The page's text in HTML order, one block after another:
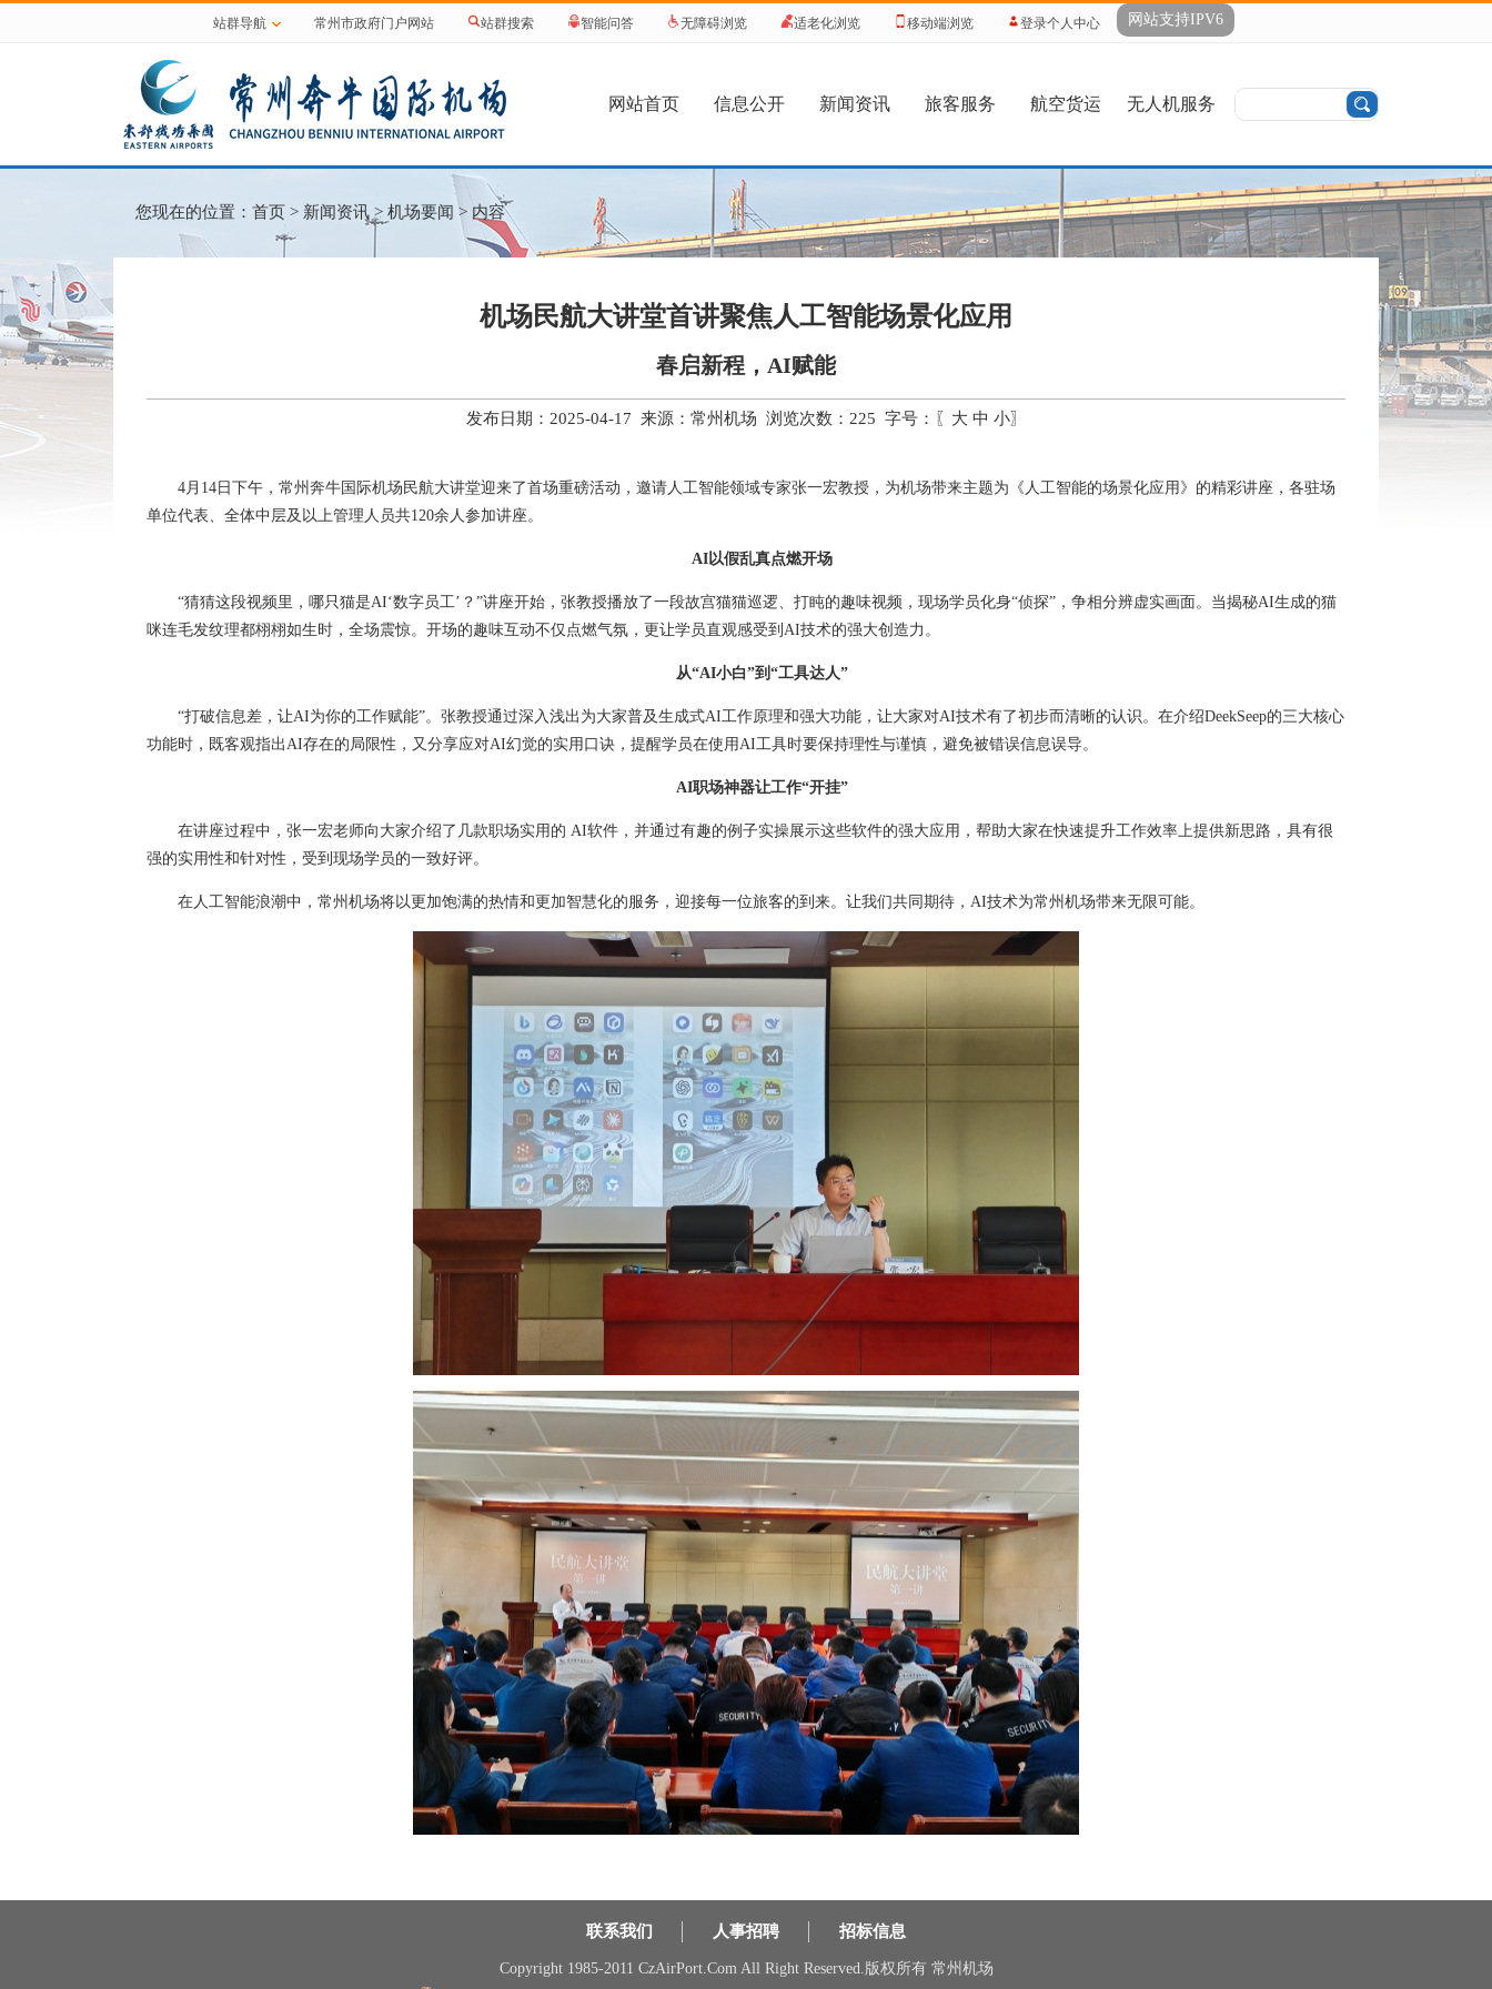
站群导航 常州市政府门户网站 站群搜索 智能问答 无障碍浏览 适老化浏览 移动端浏览 登录个人中心 网站支持IPV6
网站首页 信息公开 新闻资讯 旅客服务 航空货运 无人机服务
您现在的位置： 首页 > 新闻资讯 > 机场要闻 > 内容
机场民航大讲堂首讲聚焦人工智能场景化应用
春启新程，AI赋能
发布日期：2025-04-17 来源：常州机场 浏览次数： 225 字号：〖 大 中 小〗
4月14日下午，常州奔牛国际机场民航大讲堂迎来了首场重磅活动，邀请人工智能领域专家张一宏教授，为机场带来主题为《人工智能的场景化应用》的精彩讲座，各驻场
单位代表、全体中层及以上管理人员共120余人参加讲座。
AI以假乱真点燃开场
“猜猜这段视频里，哪只猫是AI‘数字员工’？”讲座开始，张教授播放了一段故宫猫猫巡逻、打盹的趣味视频，现场学员化身“侦探”，争相分辨虚实画面。当揭秘AI生成的猫
咪连毛发纹理都栩栩如生时，全场震惊。开场的趣味互动不仅点燃气氛，更让学员直观感受到AI技术的强大创造力。
从“AI小白”到“工具达人”
“打破信息差，让AI为你的工作赋能”。张教授通过深入浅出为大家普及生成式AI工作原理和强大功能，让大家对AI技术有了初步而清晰的认识。在介绍DeekSeep的三大核心
功能时，既客观指出AI存在的局限性，又分享应对AI幻觉的实用口诀，提醒学员在使用AI工具时要保持理性与谨慎，避免被错误信息误导。
AI职场神器让工作“开挂”
在讲座过程中，张一宏老师向大家介绍了几款职场实用的 AI软件，并通过有趣的例子实操展示这些软件的强大应用，帮助大家在快速提升工作效率上提供新思路，具有很
强的实用性和针对性，受到现场学员的一致好评。
在人工智能浪潮中，常州机场将以更加饱满的热情和更加智慧化的服务，迎接每一位旅客的到来。让我们共同期待，AI技术为常州机场带来无限可能。
联系我们 人事招聘 招标信息
Copyright 1985-2011 CzAirPort.Com All Right Reserved.版权所有 常州机场